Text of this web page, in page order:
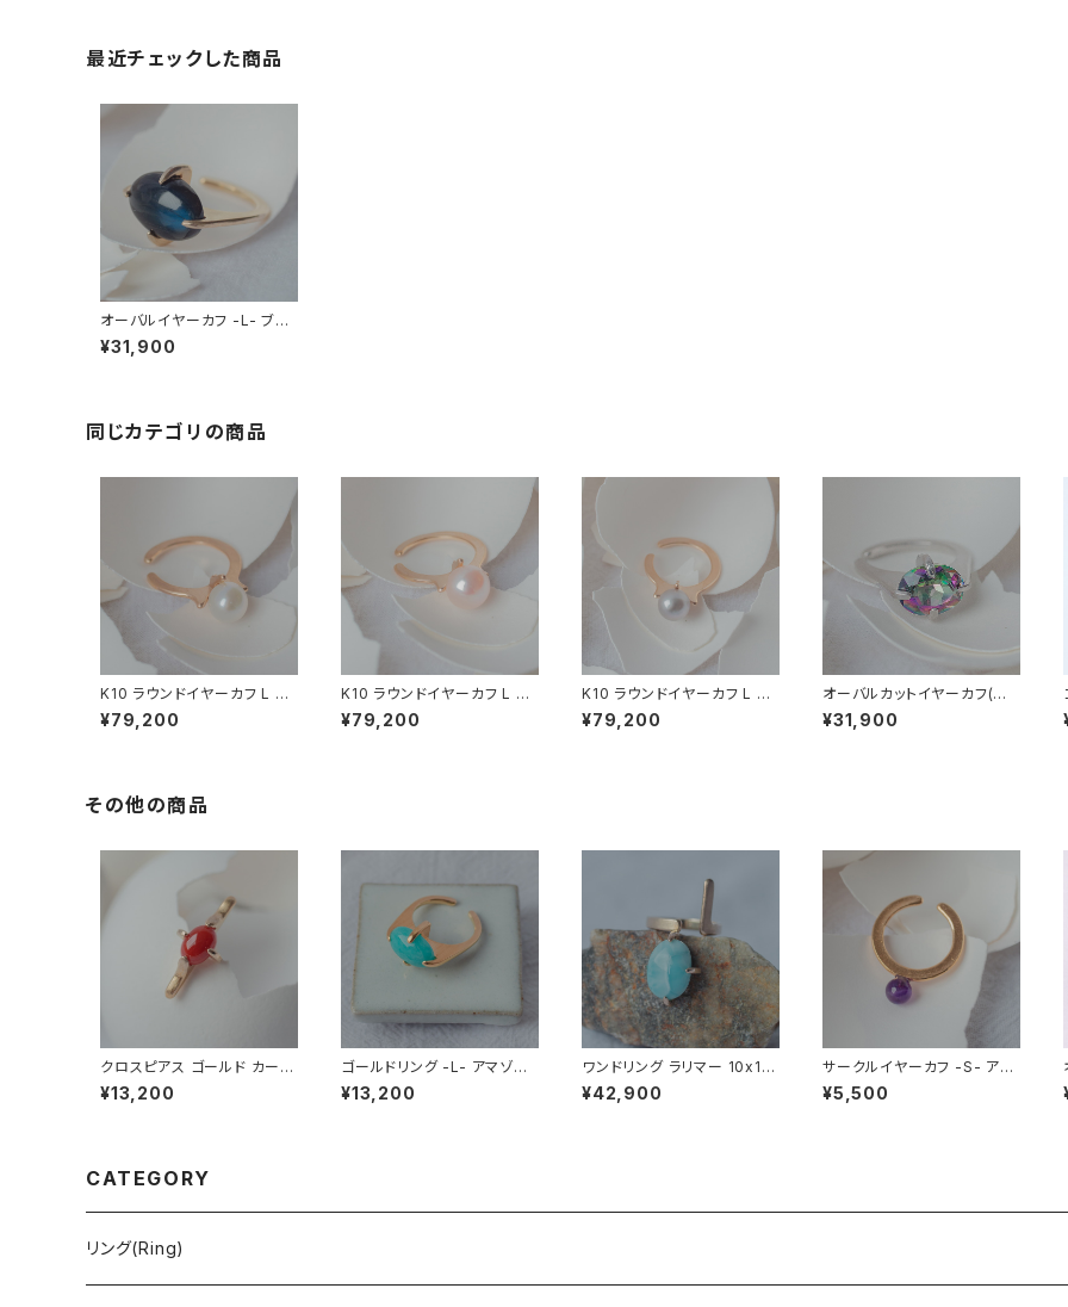
最近チェックした商品
オーバルイヤーカフ -L- ブラ
ックラブラドライト
¥31,900
同じカテゴリの商品
K10 ラウンドイヤーカフ L 淡
水パール (白)
¥79,200
K10 ラウンドイヤーカフ L 淡
水パール (オレンジ)
¥79,200
K10 ラウンドイヤーカフ L 淡
水パール (グレー染色)
¥79,200
オーバルカットイヤーカフ(シ
ルバー) -L- ミスティッククォ
ーツ
¥31,900
その他の商品
クロスピアス ゴールド カーネ
リアン
¥13,200
ゴールドリング -L- アマゾナ
イト
¥13,200
ワンドリング ラリマー 10x14
mm タイプ
¥42,900
サークルイヤーカフ -S- アメ
ジスト
¥5,500
CATEGORY
リング(Ring)